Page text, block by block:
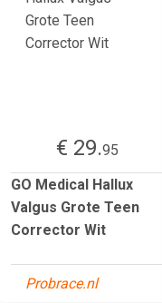
€ 29.95
GO Medical Hallux
Valgus Grote Teen
Corrector Wit
Probrace.nl